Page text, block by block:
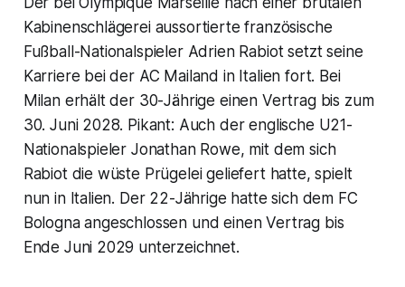
Kabinenschlägerei aussortierte französische
Fußball-Nationalspieler Adrien Rabiot setzt seine
Karriere bei der AC Mailand in Italien fort. Bei
Milan erhält der 30-Jährige einen Vertrag bis zum
30. Juni 2028. Pikant: Auch der englische U21-
Nationalspieler Jonathan Rowe, mit dem sich
Rabiot die wüste Prügelei geliefert hatte, spielt
nun in Italien. Der 22-Jährige hatte sich dem FC
Bologna angeschlossen und einen Vertrag bis
Ende Juni 2029 unterzeichnet.